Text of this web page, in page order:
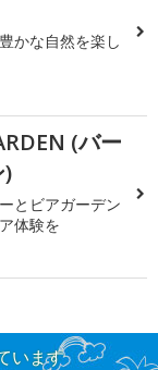
かな自然を楽し
(バー
とビアガーデン
体験を
います